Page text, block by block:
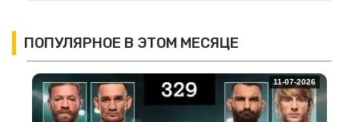
ПОПУЛЯРНОЕ В ЭТОМ МЕСЯЦЕ
11-07-2026